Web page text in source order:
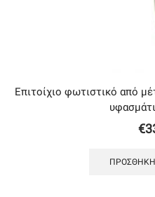
Επιτοίχιο φωτιστικό από
€
ΠΡΟΣΘΉΚΗ